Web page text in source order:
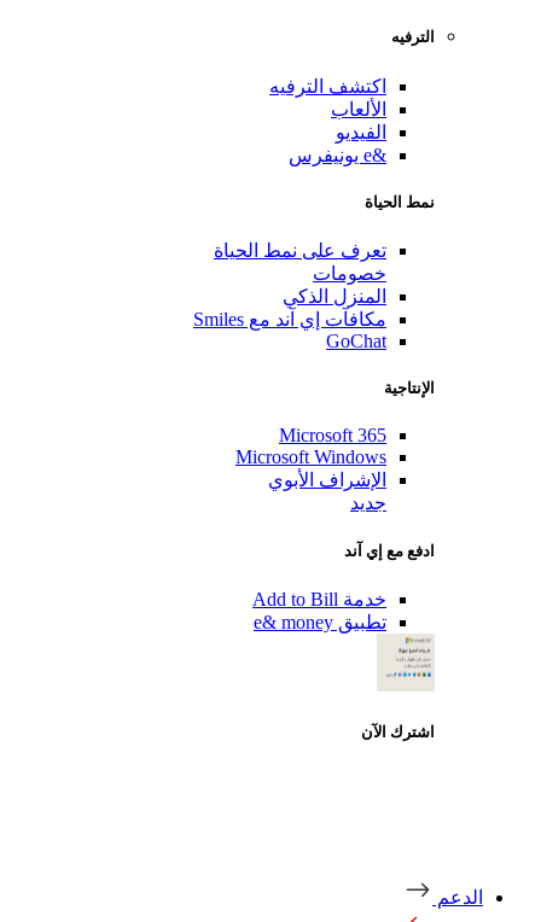
اكتشف الترفيه
الألعاب
تعرف على نمط الحياة
المنزل الذكي
مكافآت إي آند مع Smiles
GoChat
Microsoft 365
Microsoft Windows
الإشراف الأبوي
ادفع مع إي آند